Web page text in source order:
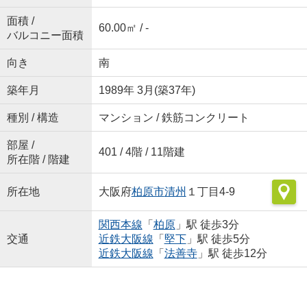
面積 /
バルコニー面積
60.00㎡ / -
向き 南
築年月 1989年 3月(築37年)
種別 / 構造 マンション / 鉄筋コンクリート
部屋 /
所在階 / 階建
401 / 4階 / 11階建
所在地 大阪府柏原市清州 １丁目4-9
交通
関西本線 「 柏原」駅 徒歩3分
近鉄大阪線 「 堅下」駅 徒歩5分
近鉄大阪線 「 法善寺」駅 徒歩12分